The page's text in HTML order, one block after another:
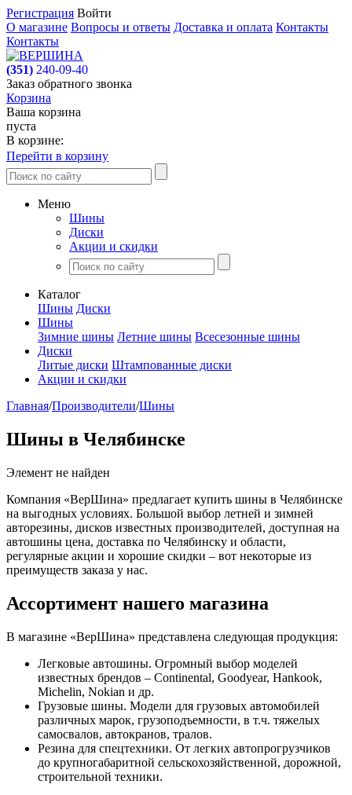
Регистрация Войти
О магазине Вопросы и ответы Доставка и оплата Контакты
Контакты
(351) 240-09-40
Заказ обратного звонка
Корзина
Ваша корзина
пуста
В корзине:
Перейти в корзину
Меню
Шины
Диски
Акции и скидки
Каталог
Шины Диски
Шины
Зимние шины Летние шины Всесезонные шины
Диски
Литые диски Штампованные диски
Акции и скидки
Главная/Производители/Шины
Шины в Челябинске
Элемент не найден
Компания «ВерШина» предлагает купить шины в Челябинске
на выгодных условиях. Большой выбор летней и зимней
авторезины, дисков известных производителей, доступная на
автошины цена, доставка по Челябинску и области,
регулярные акции и хорошие скидки – вот некоторые из
преимуществ заказа у нас.
Ассортимент нашего магазина
В магазине «ВерШина» представлена следующая продукция:
Легковые автошины. Огромный выбор моделей
известных брендов – Continental, Goodyear, Hankook,
Michelin, Nokian и др.
Грузовые шины. Модели для грузовых автомобилей
различных марок, грузоподъемности, в т.ч. тяжелых
самосвалов, автокранов, тралов.
Резина для спецтехники. От легких автопрогрузчиков
до крупногабаритной сельскохозяйственной, дорожной,
строительной техники.